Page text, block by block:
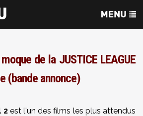
de la JUSTICE LEAGUE
(bande annonce)
2est l'un des films les plus attendus